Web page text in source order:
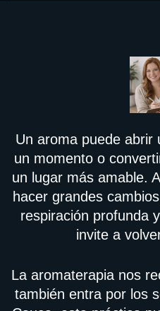
Un aroma puede abrir
un momento o
un lugar más amable.
hacer grandes
respiración profunda
invite a
La aromaterapia nos
también entra por los